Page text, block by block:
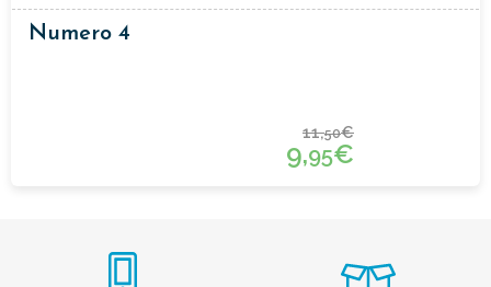
Numero 4
11,50€
9,95€